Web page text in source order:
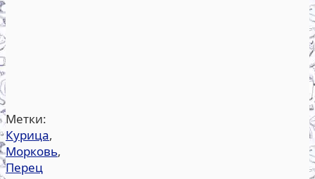
Метки:
Курица,
Морковь,
Перец